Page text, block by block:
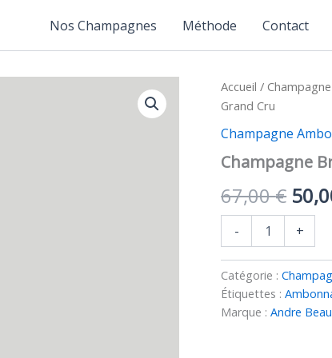
Nos Champagnes Méthode Contact
Accueil /
Grand Cru
Champagne
Champagne
67,00€ Le
prix
-
Brut
Nature
Réserve
Ambonnay
+
Catégorie :
Étiquettes :
Marque :Andre